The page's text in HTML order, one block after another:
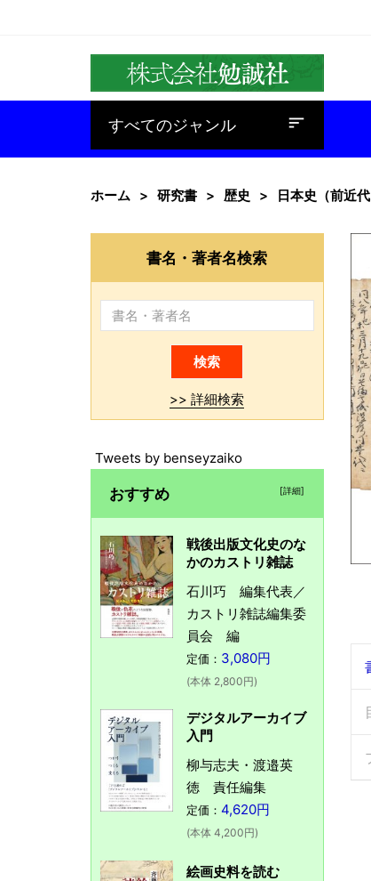
すべてのジャンル
baseline_sort
ホーム 研究書 歴史 日本史（前近代
書名・著者名検索
>> 詳細検索
Tweets by benseyzaiko
おすすめ [詳細]
戦後出版文化史のな
かのカストリ雑誌
石川巧 編集代表／
カストリ雑誌編集委
員会 編
定価： 3,080円
(本体 2,800円)
デジタルアーカイブ
入門
柳与志夫・渡邉英
徳 責任編集
定価： 4,620円
(本体 4,200円)
絵画史料を読む